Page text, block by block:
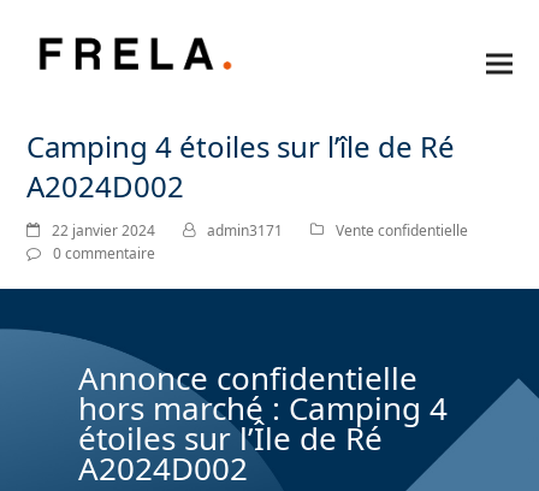
Camping 4 étoiles sur l’île de Ré
A2024D002
22 janvier 2024 admin3171
Vente confidentielle
0 commentaire
Annonce confidentielle
hors marché : Camping 4
étoiles sur l’Île de Ré
A2024D002